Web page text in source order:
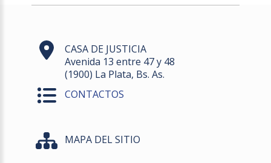
CASA DE JUSTICIA
Avenida 13 entre 47 y 48
(1900) La Plata, Bs. As.
CONTACTOS
MAPA DEL SITIO